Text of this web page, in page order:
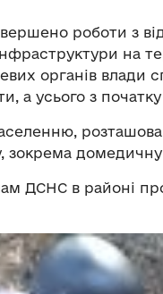
роботи з
на
органів влади
а усього з
домедичну
ДСНС в районі